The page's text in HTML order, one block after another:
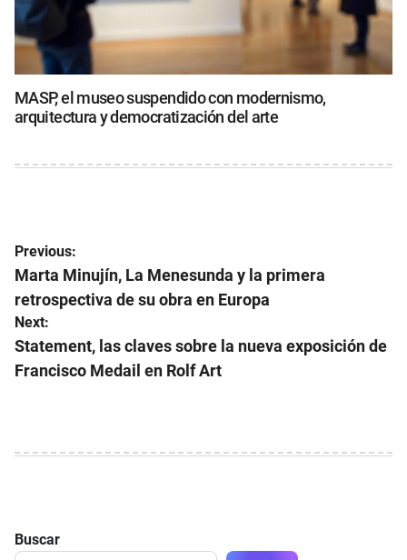
MASP, el museo suspendido con modernismo,
arquitectura y democratización del arte
Navegación
de
entradas
Previous:
Marta Minujín, La Menesunda y la primera
retrospectiva de su obra en Europa
Next:
Statement, las claves sobre la nueva exposición de
Francisco Medail en Rolf Art
Buscar